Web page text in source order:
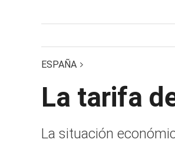
ESPAÑA
La tarifa
La situación